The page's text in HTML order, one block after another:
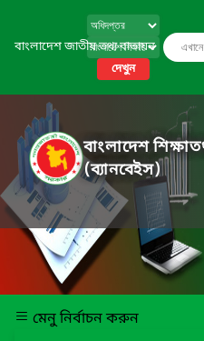
বাংলাদেশ জাতীয় তথ্য বাতায়ন
দেখুন
বাংলাদেশ
(ব্যানবেইস)
মেনু নির্বাচন করুন